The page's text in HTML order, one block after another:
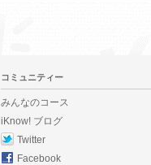
コミュニティー
みんなのコース
iKnow! ブログ
Twitter
Facebook